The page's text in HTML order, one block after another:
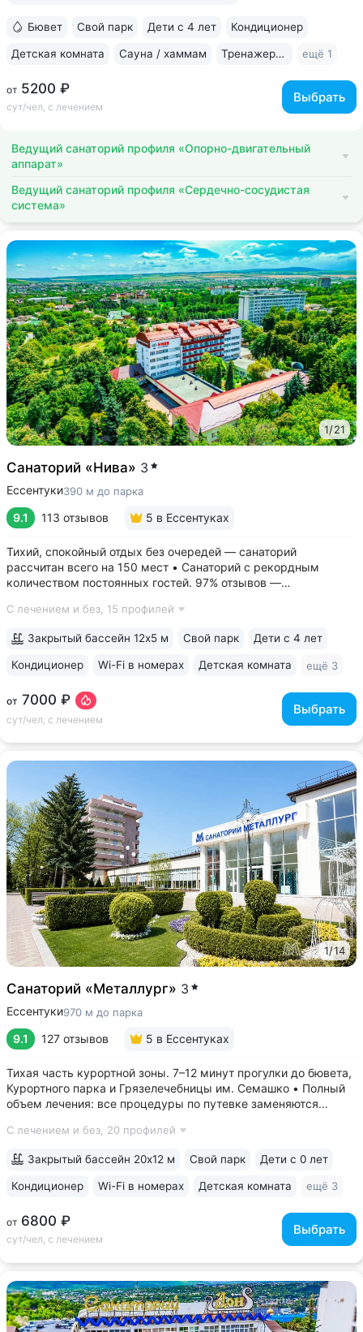
от 5200 ₽
сут/чел, с лечением
Выбрать
Бювет Свой парк Дети с 4 лет Кондиционер
Детская комната Сауна / хаммам Тренажерный зал ещё 1
Ведущий санаторий профиля «Опорно-двигательный
аппарат»
Ведущий санаторий профиля «Сердечно-сосудистая
система»
1/21
Санаторий «Нива» 3
Ессентуки390 м до парка
9.1 113 отзывов 5 в Ессентуках
Тихий, спокойный отдых без очередей — санаторий
рассчитан всего на 150 мест • Санаторий с рекордным
количеством постоянных гостей. 97% отзывов —
до Грязелечебницы им. Семашко и бюветов минеральной
С лечением и без, 15 профилей
от 7000 ₽
сут/чел, с лечением
Выбрать
Закрытый бассейн 12х5 м Свой парк Дети с 4 лет
Кондиционер Wi-Fi в номерах Детская комната ещё 3
1/14
Санаторий «Металлург» 3
Ессентуки970 м до парка
9.1 127 отзывов 5 в Ессентуках
Тихая часть курортной зоны. 7–12 минут прогулки до бювета,
Курортного парка и Грязелечебницы им. Семашко • Полный
объем лечения: все процедуры по путевке заменяются
путевки включены дорогие процедуры: эндоскопические
С лечением и без, 20 профилей
от 6800 ₽
сут/чел, с лечением
Выбрать
Закрытый бассейн 20х12 м Свой парк Дети с 0 лет
Кондиционер Wi-Fi в номерах Детская комната ещё 3